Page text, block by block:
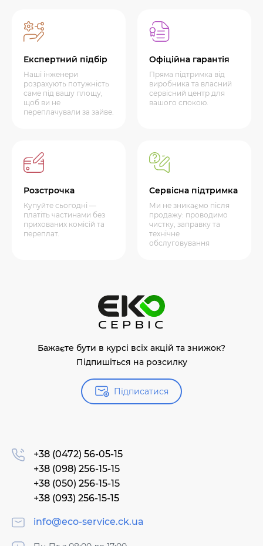
Експертний підбір
Наші інженери
розрахують потужність
саме під вашу площу,
щоб ви не
переплачували за зайве.
Офіційна гарантія
Пряма підтримка від
виробника та власний
сервісний центр для
вашого спокою.
Розстрочка
Купуйте сьогодні —
платіть частинами без
прихованих комісій та
переплат.
Сервісна підтримка
Ми не зникаємо після
продажу: проводимо
чистку, заправку та
технічне
обслуговування
Бажаєте бути в курсі всіх акцій та знижок?
Підпишіться на розсилку
Підписатися
+38 (0472) 56-05-15
+38 (098) 256-15-15
+38 (050) 256-15-15
+38 (093) 256-15-15
info@eco-service.ck.ua